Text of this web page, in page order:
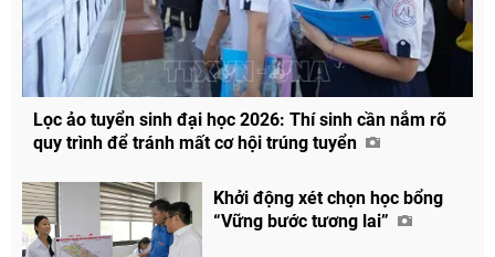
Lọc ảo tuyển sinh đại học 2026: Thí sinh cần nắm rõ
quy trình để tránh mất cơ hội trúng tuyển
Khởi động xét chọn học bổng
“Vững bước tương lai”